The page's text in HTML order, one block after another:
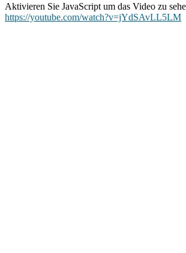
Aktivieren Sie JavaScript um das Video zu
https://youtube.com/watch?v=jYdSAvLL5LM